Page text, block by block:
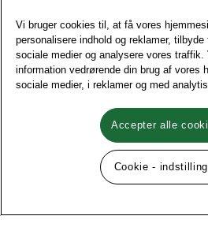
Vi bruger cookies til, at få vores
personalisere indhold og reklamer, tilbyde
sociale medier og analysere vores traffik.
information vedrørende din brug af vores
sociale medier, i reklamer og med
Accepter alle
Cookie -